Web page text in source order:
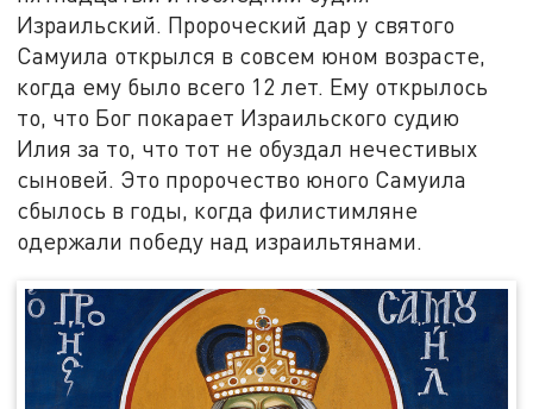
Израильский. Пророческий дар у святого
Самуила открылся в совсем юном возрасте,
когда ему было всего 12 лет. Ему открылось
то, что Бог покарает Израильского судию
Илия за то, что тот не обуздал нечестивых
сыновей. Это пророчество юного Самуила
сбылось в годы, когда филистимляне
одержали победу над израильтянами.